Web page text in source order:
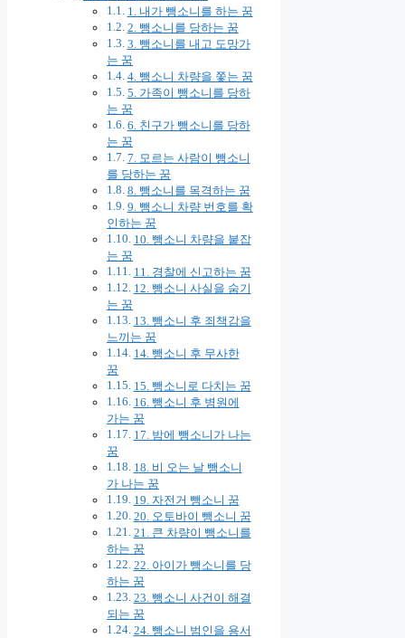
1. 내가 뺑소니를 하는 꿈
2. 뺑소니를 당하는 꿈
3. 뺑소니를 내고 도망가
는 꿈
4. 뺑소니 차량을 쫓는 꿈
5. 가족이 뺑소니를 당하
는 꿈
6. 친구가 뺑소니를 당하
는 꿈
7. 모르는 사람이 뺑소니
를 당하는 꿈
8. 뺑소니를 목격하는 꿈
9. 뺑소니 차량 번호를 확
인하는 꿈
10. 뺑소니 차량을 붙잡
는 꿈
11. 경찰에 신고하는 꿈
12. 뺑소니 사실을 숨기
는 꿈
13. 뺑소니 후 죄책감을
느끼는 꿈
14. 뺑소니 후 무사한
꿈
15. 뺑소니로 다치는 꿈
16. 뺑소니 후 병원에
가는 꿈
17. 밤에 뺑소니가 나는
꿈
18. 비 오는 날 뺑소니
가 나는 꿈
19. 자전거 뺑소니 꿈
20. 오토바이 뺑소니 꿈
21. 큰 차량이 뺑소니를
하는 꿈
22. 아이가 뺑소니를 당
하는 꿈
23. 뺑소니 사건이 해결
되는 꿈
24. 뺑소니 범인을 용서